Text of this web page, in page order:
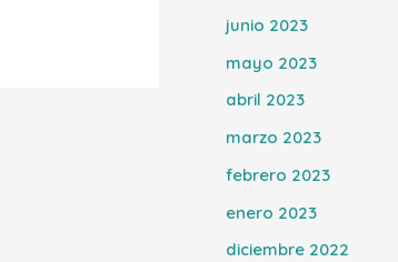
junio 2023
mayo 2023
abril 2023
marzo 2023
febrero 2023
enero 2023
diciembre 2022